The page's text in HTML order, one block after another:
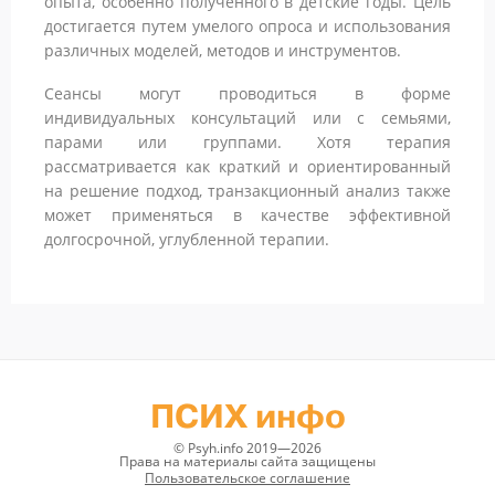
достигается путем умелого опроса и использования
различных моделей, методов и инструментов.
Сеансы могут проводиться в форме
индивидуальных консультаций или с семьями,
парами или группами. Хотя терапия
рассматривается как краткий и ориентированный
на решение подход, транзакционный анализ также
может применяться в качестве эффективной
долгосрочной, углубленной терапии.
ПСИХ инфо
© Psyh.info 2019—2026
Права на материалы сайта защищены
Пользовательское соглашение